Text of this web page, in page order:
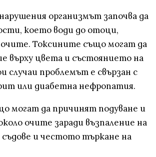
организмът започва да
което води до отоци,
очите. Токсините също могат да
върху цвета и състоянието на
случаи проблемът е свързан с
или диабетна нефропатия.
могат да причинят подуване и
очите заради възпаление на
и честото търкане на